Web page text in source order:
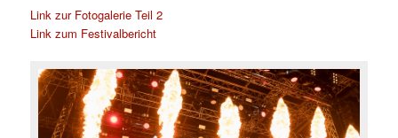
Link zur Fotogalerie Teil 2
Link zum Festivalbericht